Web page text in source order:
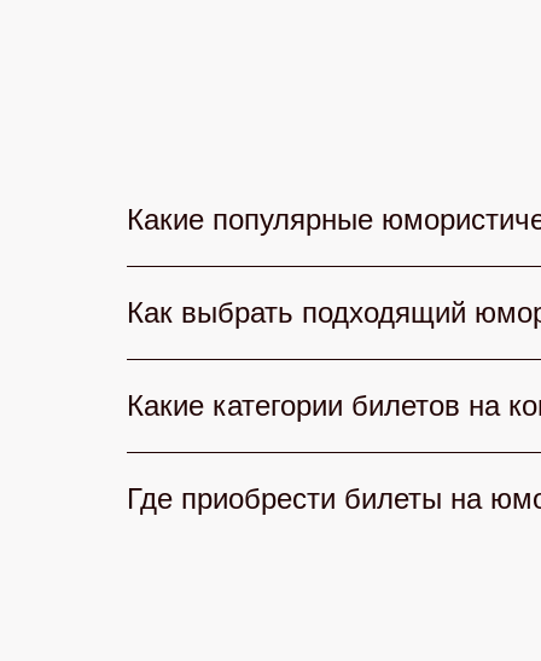
Какие популярные
В 2026 году любители смеха
комиков страны, КВН радует
Клаб» — культовый юмор и
Как выбрать подходящий
При выборе юмористического
репутацию артистов, отзывы
точно найдете концерт, где смех
Какие категории билетов на
На нашем сайте доступны разные
видимостью и бонусами. Каждый
Где приобрести билеты на